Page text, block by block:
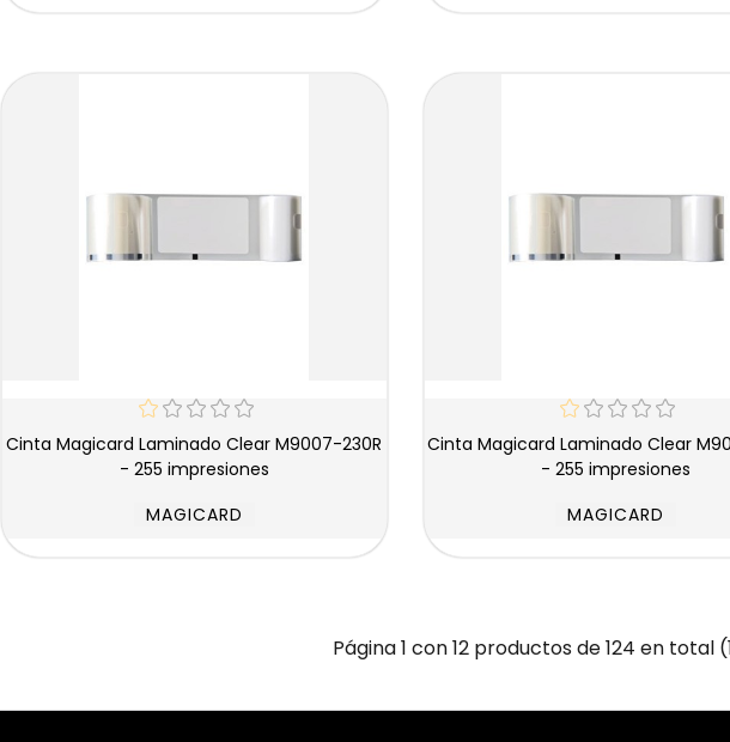
Cinta Magicard Laminado Clear M9007-230R
- 255 impresiones
MAGICARD
Cinta Magicard Laminado Clear M9007-231/R
- 255 impresiones
MAGICARD
Página 1 con 12 productos de 124 en total